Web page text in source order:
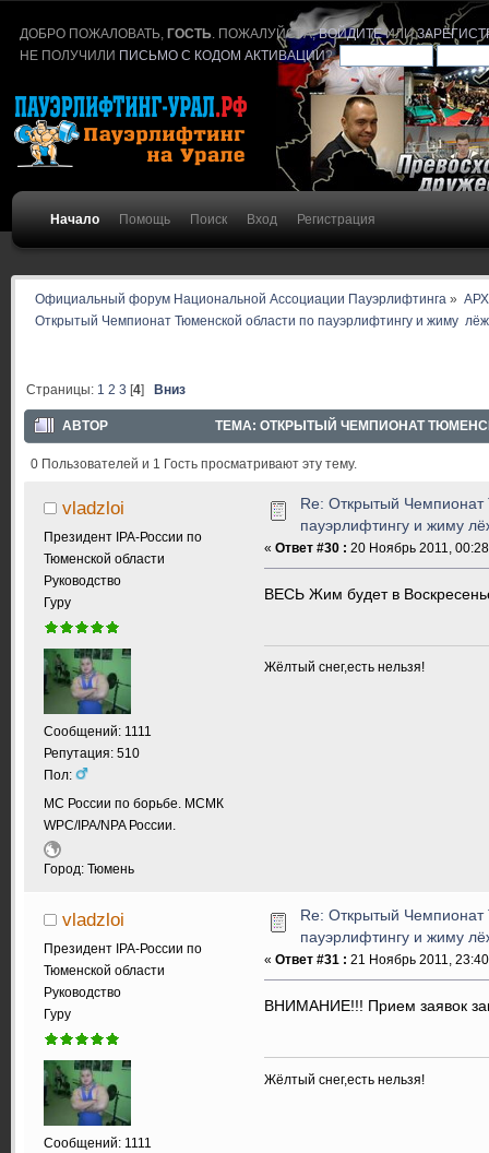
ДОБРО ПОЖАЛОВАТЬ,ГОСТЬ . ПОЖАЛУЙСТА,ВОЙДИТЕИЛИ
НЕ ПОЛУЧИЛИ ПИСЬМО С КОДОМ АКТИВАЦИИ?
Начало Помощь Поиск Вход Регистрация
Официальный форум Национальной Ассоциации Пауэрлифтинга »
Открытый Чемпионат Тюменской области по пауэрлифтингу и жиму
Страницы: 1 2 3 [4]Вниз
АВТОР ТЕМА: ОТКРЫТЫЙ ЧЕМПИОНАТ
72755 РАЗ)
0 Пользователей и 1 Гость просматривают эту тему.
vladzloi
Президент IPA-России по
Тюменской области
Руководство
Гуру
Сообщений: 1111
Репутация: 510
Пол:
МС России по борьбе. МСМК
WPC/IPA/NPA России.
Город: Тюмень
Re: Открытый Чемпионат
пауэрлифтингу и жиму
« Ответ #30 : 20 Ноябрь 2011,
ВЕСЬ Жим будет в
Жёлтый снег,есть нельзя!
vladzloi
Президент IPA-России по
Тюменской области
Руководство
Гуру
Сообщений: 1111
Re: Открытый Чемпионат
пауэрлифтингу и жиму
« Ответ #31 : 21 Ноябрь 2011,
ВНИМАНИЕ!!! Прием заявок
Жёлтый снег,есть нельзя!